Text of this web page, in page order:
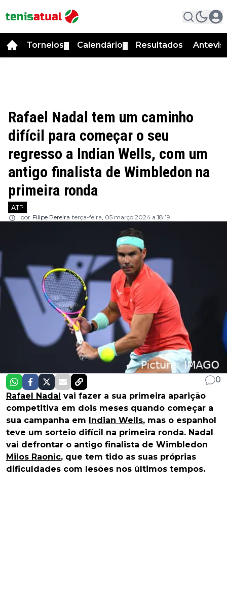
Torneios Calendário Resultados
Rafael Nadal tem um caminho
difícil para começar o seu
regresso a Indian Wells, com um
antigo finalista de Wimbledon na
primeira ronda
ATP
por Filipe Pereira terça-feira, 05 março 2024 a 18:19
0
Rafael Nadal vai fazer a sua primeira aparição
competitiva em dois meses quando começar a
sua campanha em Indian Wells, mas o espanhol
teve um sorteio difícil na primeira ronda. Nadal
vai defrontar o antigo finalista de Wimbledon
Milos Raonic, que tem tido as suas próprias
dificuldades com lesões nos últimos tempos.